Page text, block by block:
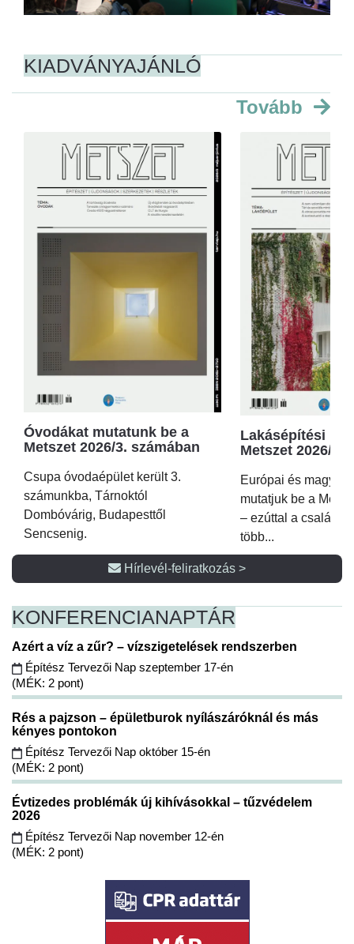
KIADVÁNYAJÁNLÓ
Tovább
Óvodákat mutatunk be a
Metszet 2026/3. számában
Csupa óvodaépület került 3.
számunkba, Tárnoktól
Dombóvárig, Budapesttől
Sencsenig.
Lakásépítési
Metszet 2026/2.
Európai és magyar
mutatjuk be a
– ezúttal a családi
több...
Hírlevél-feliratkozás >
KONFERENCIANAPTÁR
Azért a víz a zűr? – vízszigetelések rendszerben
Építész Tervezői Nap szeptember 17-én
(MÉK: 2 pont)
Rés a pajzson – épületburok nyílászáróknál és más
kényes pontokon
Építész Tervezői Nap október 15-én
(MÉK: 2 pont)
Évtizedes problémák új kihívásokkal – tűzvédelem
2026
Építész Tervezői Nap november 12-én
(MÉK: 2 pont)